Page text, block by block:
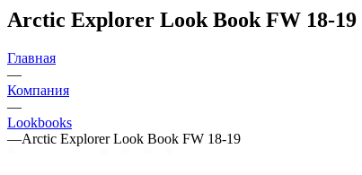
Arctic Explorer Look Book FW 18-19
Главная
—
Компания
—
Lookbooks
—Arctic Explorer Look Book FW 18-19